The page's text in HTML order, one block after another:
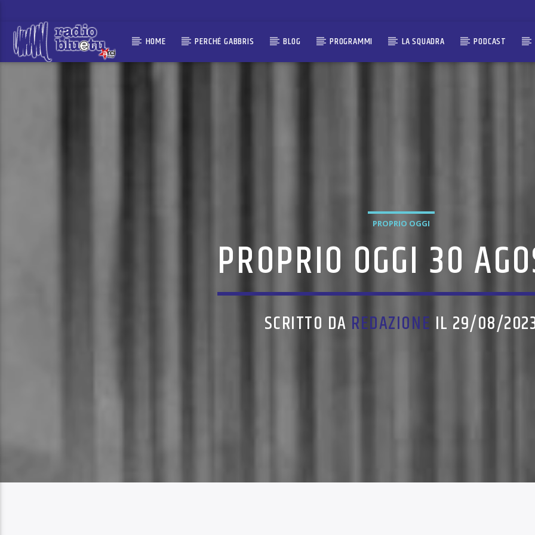
HOME PERCHÉ GABBRIS BLOG PROGRAMMI LA SQUADRA PODCAST
PROPRIO OGGI
PROPRIO OGGI 30
SCRITTO DA REDAZIONE IL 29/08/